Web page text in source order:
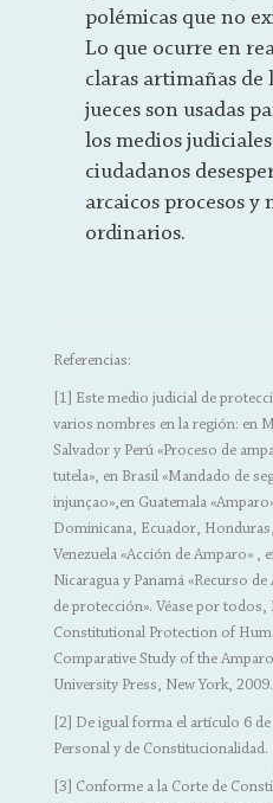
polémicas que no
Lo que ocurre en
claras artimañas de
jueces son usadas
los medios
ciudadanos
arcaicos procesos y
ordinarios.
Referencias:
[1] Este medio judicial de
varios nombres en la región: en
Salvador y Perú «Proceso de
tutela», en Brasil «Mandado de
injunçao»,en Guatemala
Dominicana, Ecuador,
Venezuela «Acción de Amparo» ,
Nicaragua y Panamá «Recurso
de protección». Véase por todos,
Constitutional Protection of
Comparative Study of the
University Press, New York, 2009.
[2] De igual forma el artículo 6
Personal y de Constitucionalidad.
[3] Conforme a la Corte de